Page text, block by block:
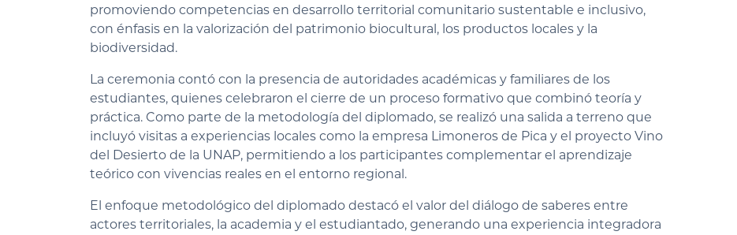
promoviendo competencias en desarrollo territorial comunitario sustentable e inclusivo,
con énfasis en la valorización del patrimonio biocultural, los productos locales y la
biodiversidad.
La ceremonia contó con la presencia de autoridades académicas y familiares de los
estudiantes, quienes celebraron el cierre de un proceso formativo que combinó teoría y
práctica. Como parte de la metodología del diplomado, se realizó una salida a terreno que
incluyó visitas a experiencias locales como la empresa Limoneros de Pica y el proyecto Vino
del Desierto de la UNAP, permitiendo a los participantes complementar el aprendizaje
teórico con vivencias reales en el entorno regional.
El enfoque metodológico del diplomado destacó el valor del diálogo de saberes entre
actores territoriales, la academia y el estudiantado, generando una experiencia integradora